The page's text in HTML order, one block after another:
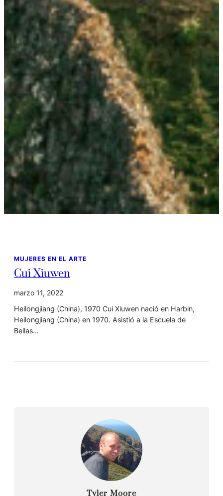
MUJERES EN EL ARTE
Cui Xiuwen
marzo 11, 2022
Heilongjiang (China), 1970 Cui Xiuwen nació en Harbin,
Heilongjiang (China) en 1970. Asistió a la Escuela de
Bellas…
Tyler Moore